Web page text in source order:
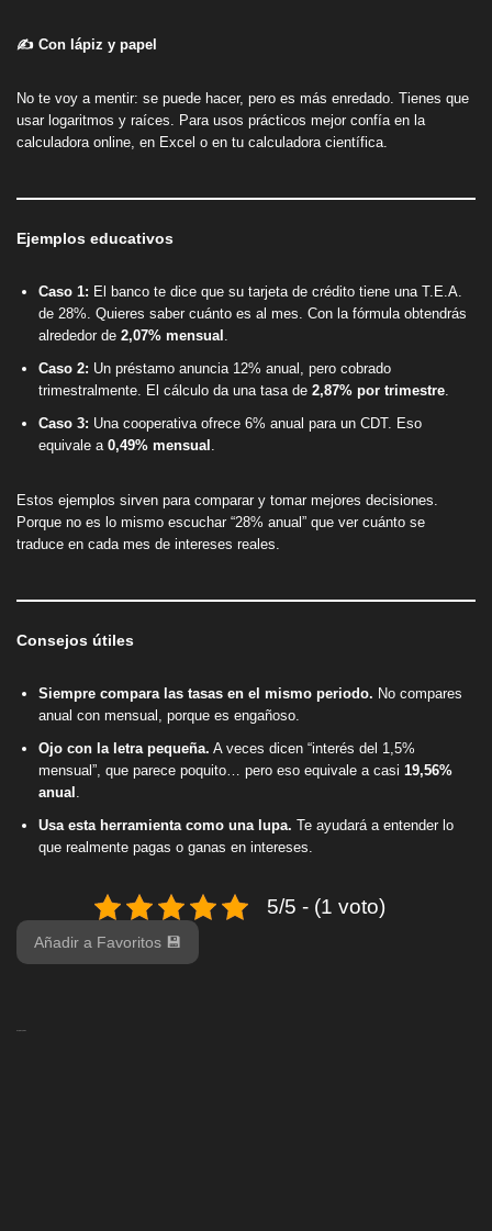
✍️ Con lápiz y papel
No te voy a mentir: se puede hacer, pero es más enredado. Tienes que
usar logaritmos y raíces. Para usos prácticos mejor confía en la
calculadora online, en Excel o en tu calculadora científica.
Ejemplos educativos
Caso 1: El banco te dice que su tarjeta de crédito tiene una T.E.A.
de 28%. Quieres saber cuánto es al mes. Con la fórmula obtendrás
alrededor de 2,07% mensual
Caso 2: Un préstamo anuncia 12% anual, pero cobrado
trimestralmente. El cálculo da una tasa de 2,87% por trimestre
Caso 3: Una cooperativa ofrece 6% anual para un CDT. Eso
equivale a 0,49% mensual
Estos ejemplos sirven para comparar y tomar mejores decisiones.
Porque no es lo mismo escuchar “28% anual” que ver cuánto se
traduce en cada mes de intereses reales.
Consejos útiles
Siempre compara las tasas en el mismo periodo. No compares
anual con mensual, porque es engañoso.
Ojo con la letra pequeña. A veces dicen “interés del 1,5%
mensual”, que parece poquito… pero eso equivale a casi 19,56%
anual
Usa esta herramienta como una lupa. Te ayudará a entender lo
que realmente pagas o ganas en intereses.
5/5 - (1 voto)
Añadir a Favoritos 💾